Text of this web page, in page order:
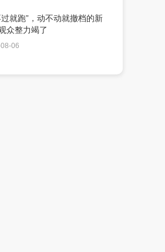
过就跑”，动不动就撤档的新
众整力竭了
06